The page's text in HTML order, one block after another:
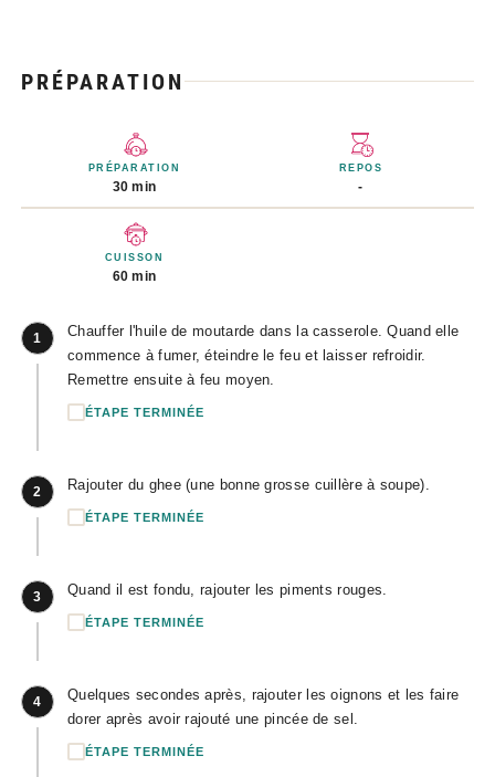
PRÉPARATION
PRÉPARATION
30 min
REPOS
-
CUISSON
60 min
1
Chauffer l'huile de moutarde dans la casserole. Quand elle
commence à fumer, éteindre le feu et laisser refroidir.
Remettre ensuite à feu moyen.
ÉTAPE TERMINÉE
2 Rajouter du ghee (une bonne grosse cuillère à soupe).
ÉTAPE TERMINÉE
3 Quand il est fondu, rajouter les piments rouges.
ÉTAPE TERMINÉE
4
Quelques secondes après, rajouter les oignons et les faire
dorer après avoir rajouté une pincée de sel.
ÉTAPE TERMINÉE